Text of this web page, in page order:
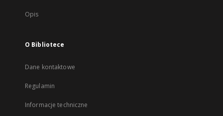
Opis
O Bibliotece
Dane kontaktowe
Regulamin
Informacje techniczne